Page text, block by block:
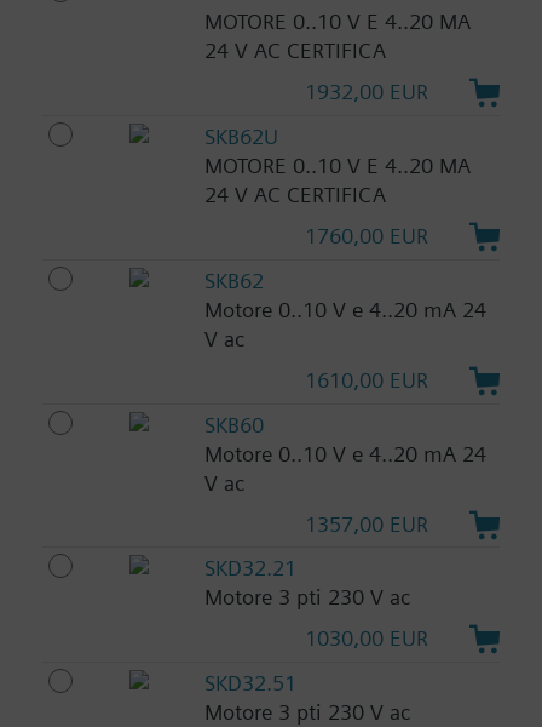
MOTORE 0..10 V E 4..20 MA
24 V AC CERTIFICA
1932,00 EUR
SKB62U
MOTORE 0..10 V E 4..20 MA
24 V AC CERTIFICA
1760,00 EUR
SKB62
Motore 0..10 V e 4..20 mA 24
V ac
1610,00 EUR
SKB60
Motore 0..10 V e 4..20 mA 24
V ac
1357,00 EUR
SKD32.21
Motore 3 pti 230 V ac
1030,00 EUR
SKD32.51
Motore 3 pti 230 V ac